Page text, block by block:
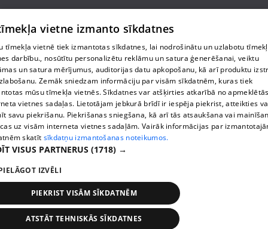
1188 play jautājumu gadījumā raksti:
info@1188.lv
reklāma:
Par mums
Privātuma politika
Sīkdatnes
Lietošanas noteikumi
Copyright SIA Helio Media 2026 . All rights reserved.
vietne izmanto sīkdatnes
tīmekļa vietnē tiek izmantotas sīkdatnes, lai nodrošinātu un uzlabotu
darbību., nosūtītu personalizētu reklāmu un satura ģenerēšanai, veiktu
un satura mērījumus, auditorijas datu apkopošanu, kā arī produktu
Zemāk sniedzam informāciju par visām sīkdatnēm, kuras tiek
mūsu tīmekļa vietnēs. Sīkdatnes var atšķirties atkarībā no
vietnes sadaļas. Lietotājam jebkurā brīdī ir iespēja piekrist, atteikties
savu piekrišanu. Piekrišanas sniegšana, kā arī tās atsaukšana vai
uz visām interneta vietnes sadaļām. Vairāk informācijas par
skatīt sīkdatņu izmantošanas noteikumos.
VISUS PARTNERUS (1718) →
IZVĒLI
PIEKRIST VISĀM SĪKDATNĒM
ATSTĀT TEHNISKĀS SĪKDATNES